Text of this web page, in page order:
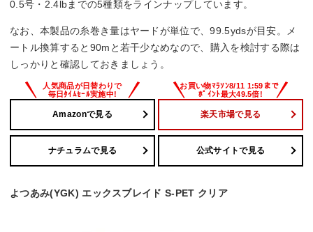
0.5号・2.4lbまでの5種類をラインナップしています。
なお、本製品の糸巻き量はヤードが単位で、99.5ydsが目安。メ
ートル換算すると90mと若干少なめなので、購入を検討する際は
しっかりと確認しておきましょう。
Amazonで見る 楽天市場で見る
ナチュラムで見る 公式サイトで見る
よつあみ(YGK) エックスブレイド S-PET クリア